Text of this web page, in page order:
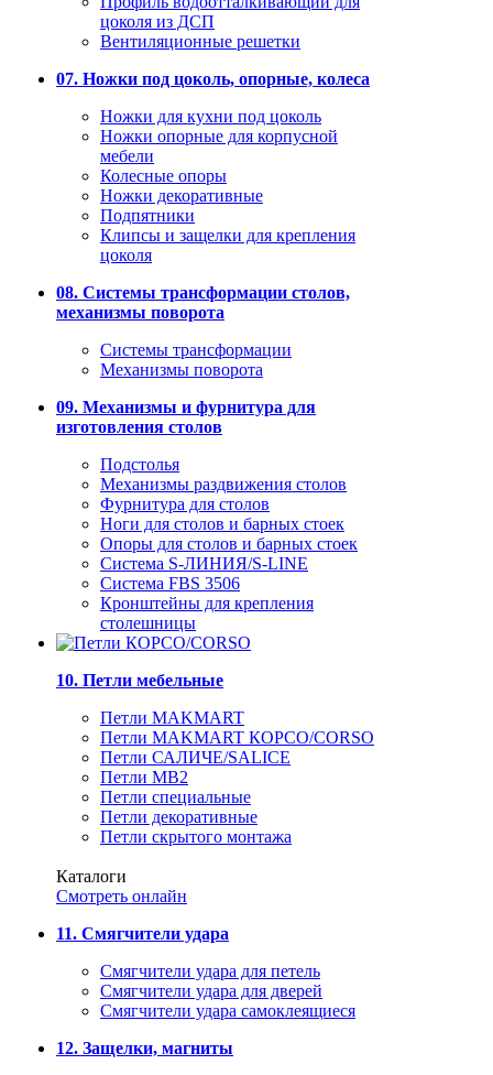
цоколя из ДСП
Вентиляционные решетки
07. Ножки под цоколь, опорные, колеса
Ножки для кухни под цоколь
Ножки опорные для корпусной
мебели
Колесные опоры
Ножки декоративные
Подпятники
Клипсы и защелки для крепления
цоколя
08. Системы трансформации столов,
механизмы поворота
Системы трансформации
Механизмы поворота
09. Механизмы и фурнитура для
изготовления столов
Подстолья
Механизмы раздвижения столов
Фурнитура для столов
Ноги для столов и барных стоек
Опоры для столов и барных стоек
Система S-ЛИНИЯ/S-LINE
Система FBS 3506
Кронштейны для крепления
столешницы
10. Петли мебельные
Петли MAKMART
Петли MAKMART КОРСО/CORSO
Петли САЛИЧЕ/SALICE
Петли MB2
Петли специальные
Петли декоративные
Петли скрытого монтажа
Каталоги
Смотреть онлайн
11. Смягчители удара
Смягчители удара для петель
Смягчители удара для дверей
Cмягчители удара самоклеящиеся
12. Защелки, магниты